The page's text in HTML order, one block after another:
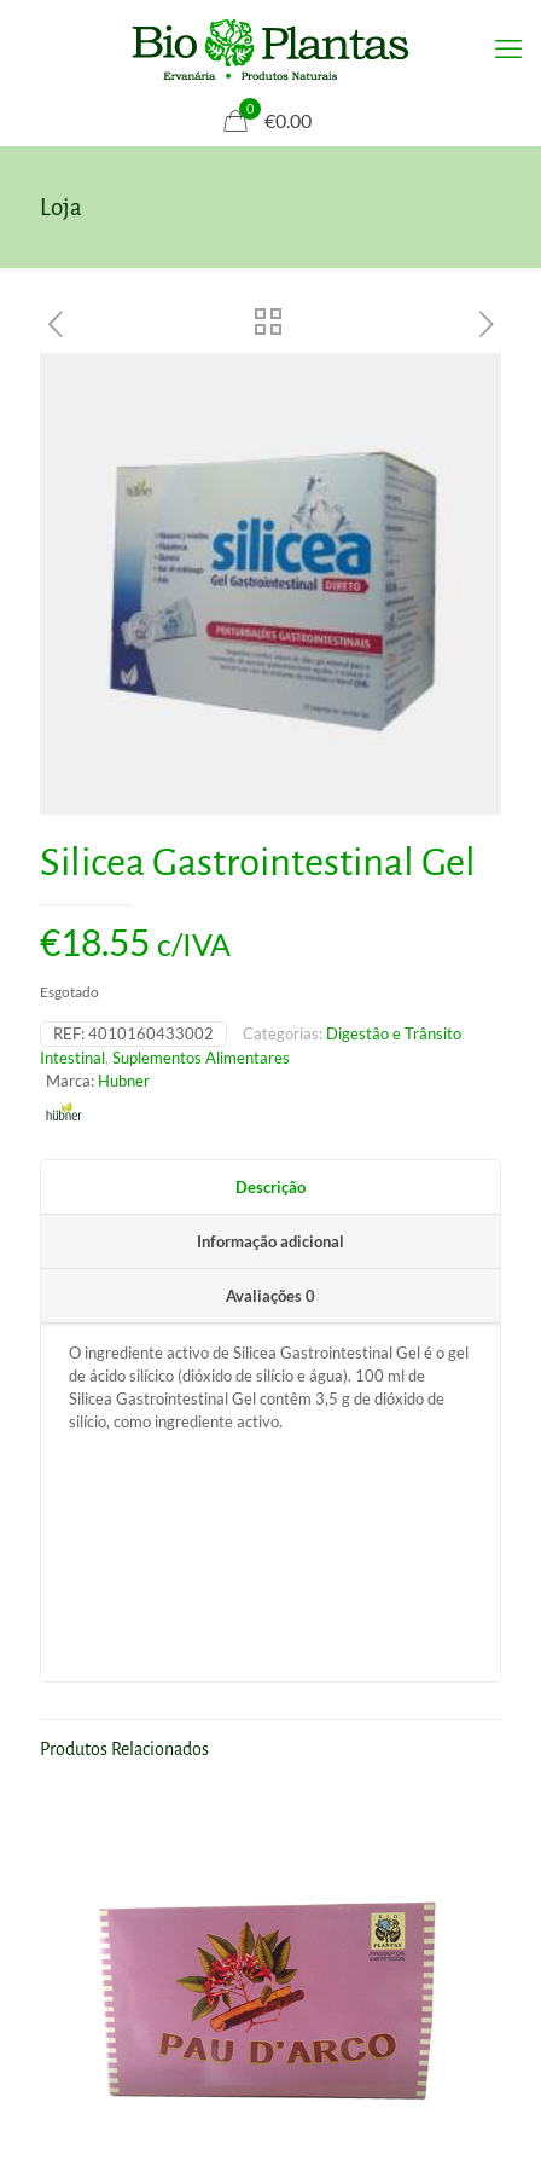
0
€0.00
Loja
Silicea Gastrointestinal Gel
€18.55 c/IVA
Esgotado
REF:4010160433002 Categorias: Digestão e Trânsito
Intestinal, Suplementos Alimentares
Marca: Hubner
Descrição
Informação adicional
Avaliações0
O ingrediente activo de Silicea Gastrointestinal Gel é o gel
de ácido silícico (dióxido de silício e água). 100 ml de
Silicea Gastrointestinal Gel contêm 3,5 g de dióxido de
silício, como ingrediente activo.
Produtos Relacionados